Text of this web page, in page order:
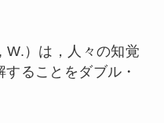
W.）は，人々の知覚
ることをダブル・